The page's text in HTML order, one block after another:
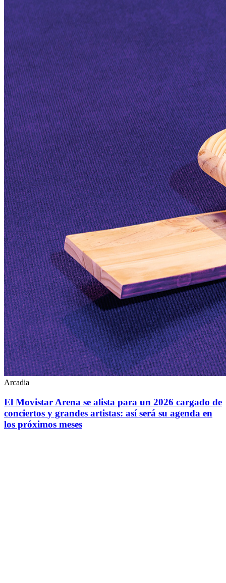
Arcadia
El Movistar Arena se alista para un 2026 cargado de
conciertos y grandes artistas: así será su agenda en
los próximos meses